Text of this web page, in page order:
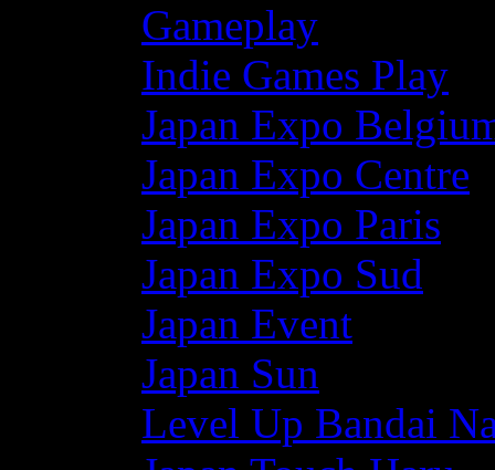
Gameplay
Indie Games Play
Japan Expo
Japan Expo Centre
Japan Expo Paris
Japan Expo Sud
Japan Event
Japan Sun
Level Up Bandai